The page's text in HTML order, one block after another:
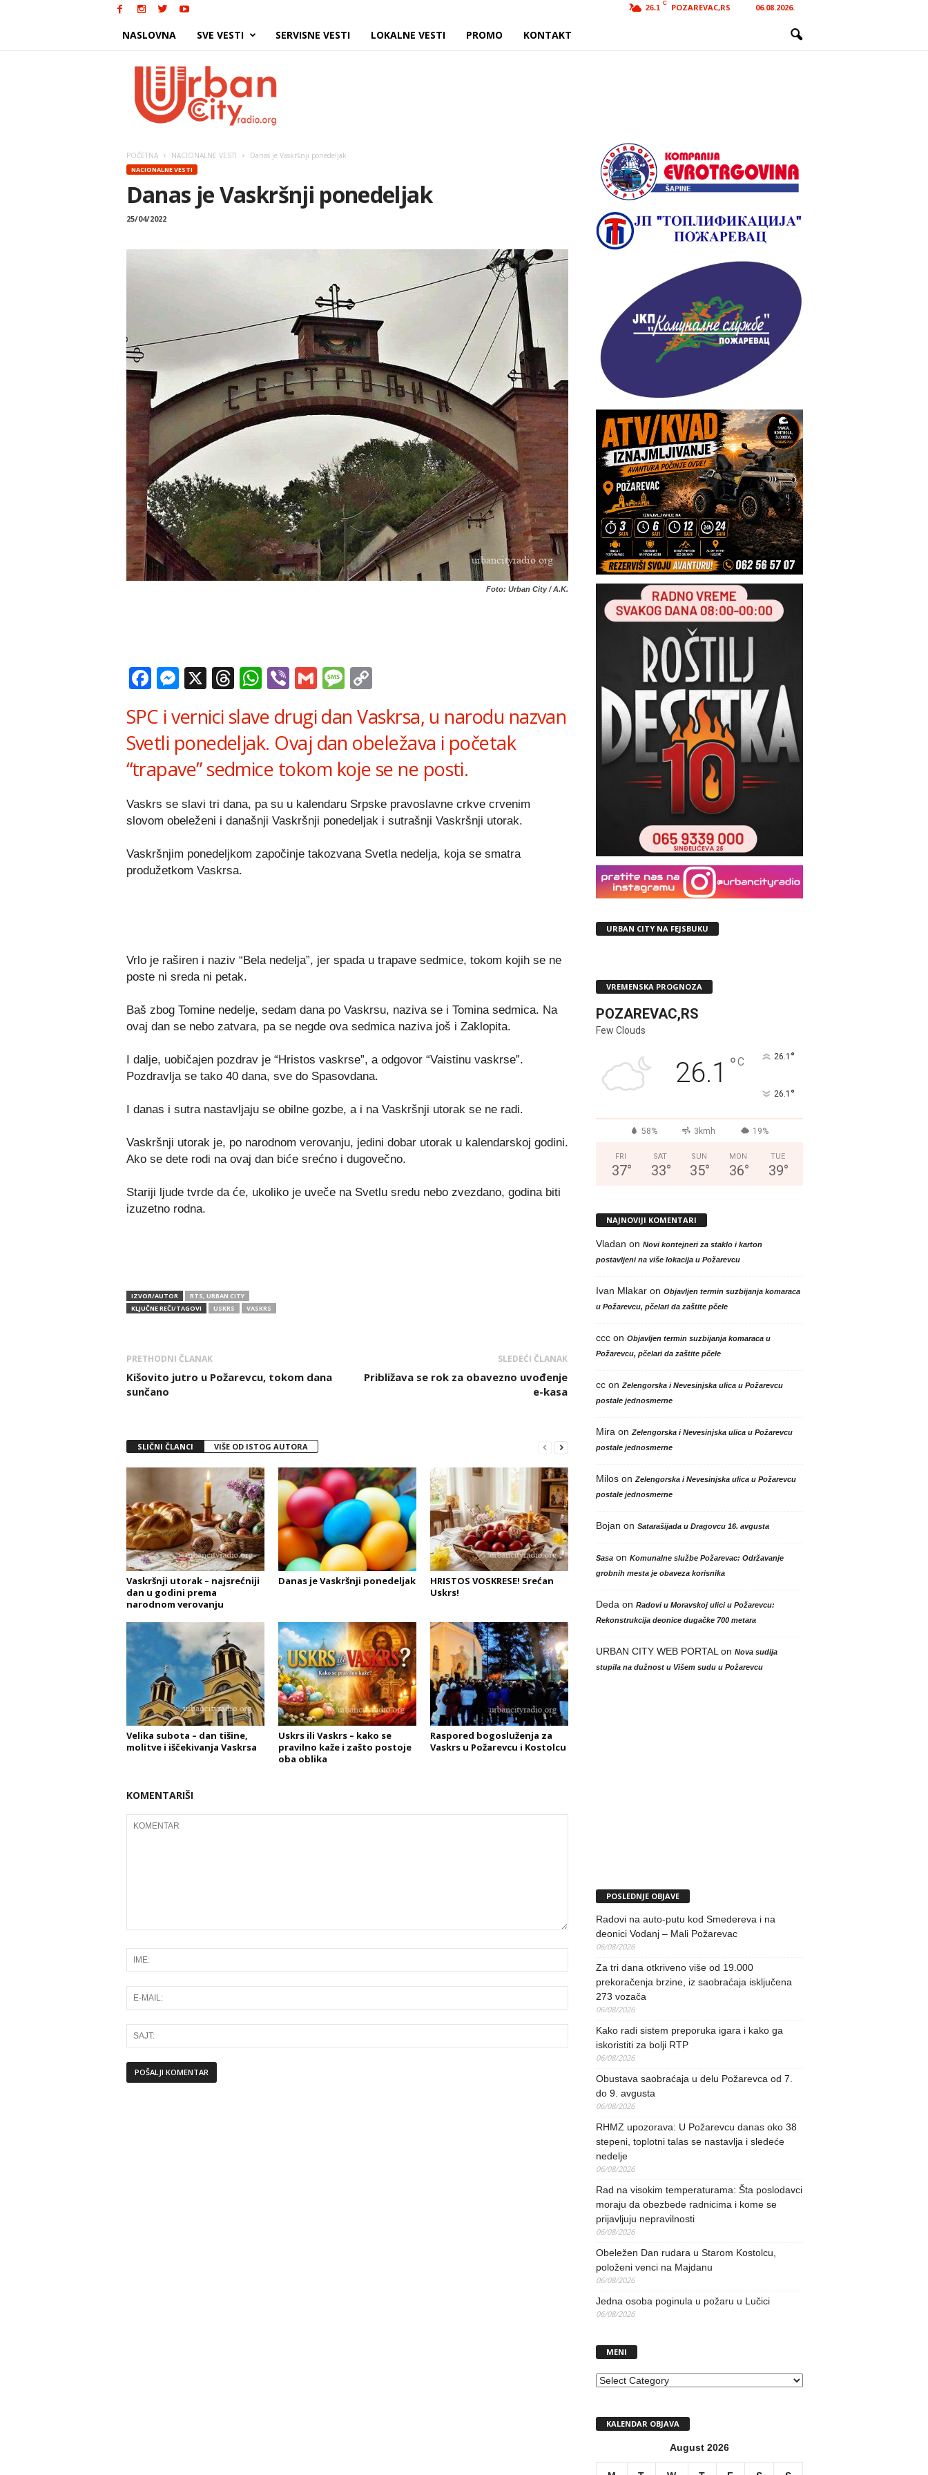
26.1
C POZAREVAC,RS 06.08.2026.
NASLOVNA SVE VESTI SERVISNE VESTI LOKALNE VESTI PROMO KONTAKT
POČETNA NACIONALNE VESTI Danas je Vaskršnji ponedeljak
NACIONALNE VESTI
Danas je Vaskršnji ponedeljak
25/04/2022
Foto: Urban City / A.K.
Facebook
Messenger
X Threads
WhatsApp
ViberGmailMessage
SPC i vernici slave drugi dan Vaskrsa, u narodu nazvan
Svetli ponedeljak. Ovaj dan obeležava i početak
“trapave” sedmice tokom koje se ne posti.
Vaskrs se slavi tri dana, pa su u kalendaru Srpske pravoslavne crkve crvenim
slovom obeleženi i današnji Vaskršnji ponedeljak i sutrašnji Vaskršnji utorak.
Vaskršnjim ponedeljkom započinje takozvana Svetla nedelja, koja se smatra
produžetkom Vaskrsa.
Vrlo je raširen i naziv “Bela nedelja”, jer spada u trapave sedmice, tokom kojih se ne
poste ni sreda ni petak.
Baš zbog Tomine nedelje, sedam dana po Vaskrsu, naziva se i Tomina sedmica. Na
ovaj dan se nebo zatvara, pa se negde ova sedmica naziva još i Zaklopita.
I dalje, uobičajen pozdrav je “Hristos vaskrse”, a odgovor “Vaistinu vaskrse”.
Pozdravlja se tako 40 dana, sve do Spasovdana.
I danas i sutra nastavljaju se obilne gozbe, a i na Vaskršnji utorak se ne radi.
Vaskršnji utorak je, po narodnom verovanju, jedini dobar utorak u kalendarskoj godini.
Ako se dete rodi na ovaj dan biće srećno i dugovečno.
Stariji ljude tvrde da će, ukoliko je uveče na Svetlu sredu nebo zvezdano, godina biti
izuzetno rodna.
IZVOR/AUTOR
RTS, URBAN CITY
KLJUČNE REČI/TAGOVI
USKRS VASKRS
PRETHODNI ČLANAK
Kišovito jutro u Požarevcu, tokom dana
sunčano
SLEDEĆI ČLANAK
Približava se rok za obavezno uvođenje
e-kasa
SLIČNI ČLANCI VIŠE OD ISTOG AUTORA
Vaskršnji utorak – najsrećniji
dan u godini prema
narodnom verovanju
Danas je Vaskršnji ponedeljak
HRISTOS VOSKRESE! Srećan
Uskrs!
Velika subota – dan tišine,
molitve i iščekivanja Vaskrsa
Uskrs ili Vaskrs – kako se
pravilno kaže i zašto postoje
oba oblika
Raspored bogosluženja za
Vaskrs u Požarevcu i Kostolcu
KOMENTARIŠI
URBAN CITY NA FEJSBUKU
VREMENSKA PROGNOZA
POZAREVAC,RS
Few Clouds
26.1 °C 26.1 °
26.1 °
58% 3kmh 19%
FRI
37°
SAT
33°
SUN
35°
MON
36°
TUE
39°
NAJNOVIJI KOMENTARI
Vladan on Novi kontejneri za staklo i karton
postavljeni na više lokacija u Požarevcu
Ivan Mlakaron Objavljen termin suzbijanja komaraca
u Požarevcu, pčelari da zaštite pčele
cccon Objavljen termin suzbijanja komaraca u
Požarevcu, pčelari da zaštite pčele
ccon Zelengorska i Nevesinjska ulica u Požarevcu
postale jednosmerne
Mira on Zelengorska i Nevesinjska ulica u Požarevcu
postale jednosmerne
Miloson Zelengorska i Nevesinjska ulica u Požarevcu
postale jednosmerne
Bojan on Satarašijada u Dragovcu 16. avgusta
Sasaon Komunalne službe Požarevac: Održavanje
grobnih mesta je obaveza korisnika
Deda on Radovi u Moravskoj ulici u Požarevcu:
Rekonstrukcija deonice dugačke 700 metara
URBAN CITY WEB PORTAL on Nova sudija
stupila na dužnost u Višem sudu u Požarevcu
POSLEDNJE OBJAVE
Radovi na auto-putu kod Smedereva i na
deonici Vodanj – Mali Požarevac
06/08/2026
Za tri dana otkriveno više od 19.000
prekoračenja brzine, iz saobraćaja isključena
273 vozača
06/08/2026
Kako radi sistem preporuka igara i kako ga
iskoristiti za bolji RTP
06/08/2026
Obustava saobraćaja u delu Požarevca od 7.
do 9. avgusta
06/08/2026
RHMZ upozorava: U Požarevcu danas oko 38
stepeni, toplotni talas se nastavlja i sledeće
nedelje
06/08/2026
Rad na visokim temperaturama: Šta poslodavci
moraju da obezbede radnicima i kome se
prijavljuju nepravilnosti
06/08/2026
Obeležen Dan rudara u Starom Kostolcu,
položeni venci na Majdanu
06/08/2026
Jedna osoba poginula u požaru u Lučici
06/08/2026
MENI
MENI
KALENDAR OBJAVA
August 2026